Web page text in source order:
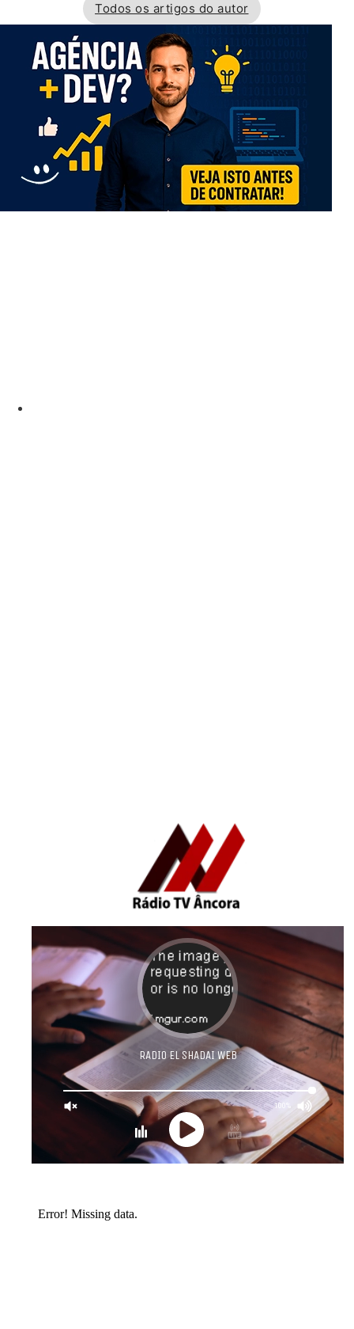
Todos os artigos do autor